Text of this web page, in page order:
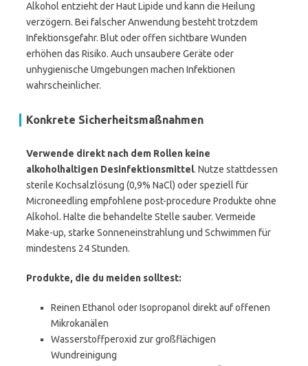
Alkohol entzieht der Haut Lipide und kann die Heilung
verzögern. Bei falscher Anwendung besteht trotzdem
Infektionsgefahr. Blut oder offen sichtbare Wunden
erhöhen das Risiko. Auch unsaubere Geräte oder
unhygienische Umgebungen machen Infektionen
wahrscheinlicher.
Konkrete Sicherheitsmaßnahmen
Verwende direkt nach dem Rollen keine
alkoholhaltigen Desinfektionsmittel. Nutze stattdessen
sterile Kochsalzlösung (0,9% NaCl) oder speziell für
Microneedling empfohlene post-procedure Produkte ohne
Alkohol. Halte die behandelte Stelle sauber. Vermeide
Make-up, starke Sonneneinstrahlung und Schwimmen für
mindestens 24 Stunden.
Produkte, die du meiden solltest:
Reinen Ethanol oder Isopropanol direkt auf offenen
Mikrokanälen
Wasserstoffperoxid zur großflächigen
Wundreinigung